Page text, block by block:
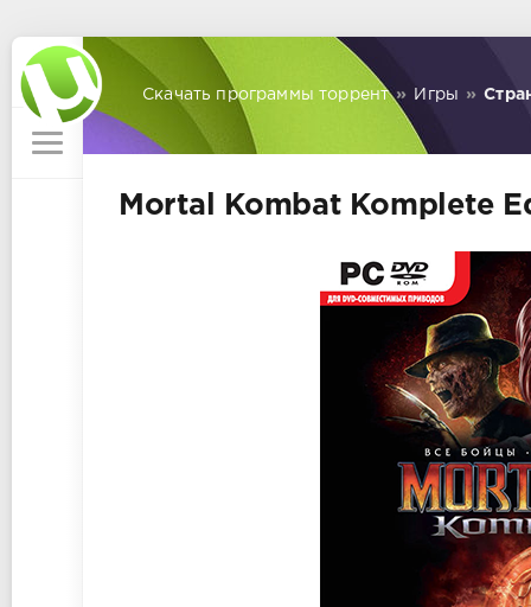
Скачать программы торрент » Игры »
Mortal Kombat Komplete